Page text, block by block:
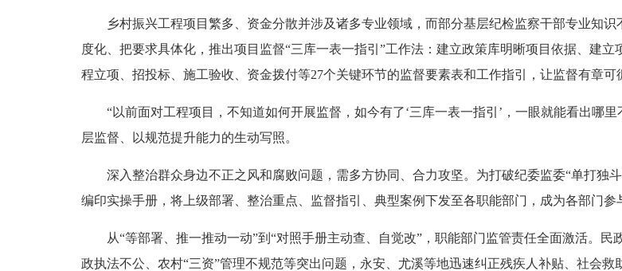
乡村振兴工程项目繁多、资金分散并涉及诸多专业领域，而部分基层纪检监察干部专业知识
度化、把要求具体化，推出项目监督“三库一表一指引”工作法：建立政策库明晰项目依据、建
程立项、招投标、施工验收、资金拨付等27个关键环节的监督要素表和工作指引，让监督有章可
“以前面对工程项目，不知道如何开展监督，如今有了‘三库一表一指引’，一眼就能看出哪
层监督、以规范提升能力的生动写照。
深入整治群众身边不正之风和腐败问题，需多方协同、合力攻坚。为打破纪委监委“单打独斗
编印实操手册，将上级部署、整治重点、监督指引、典型案例下发至各职能部门，成为各部门参
从“等部署、推一推动一动”到“对照手册主动查、自觉改”，职能部门监管责任全面激活。民
政执法不公、农村“三资”管理不规范等突出问题，永安、尤溪等地迅速纠正残疾人补贴、社会救